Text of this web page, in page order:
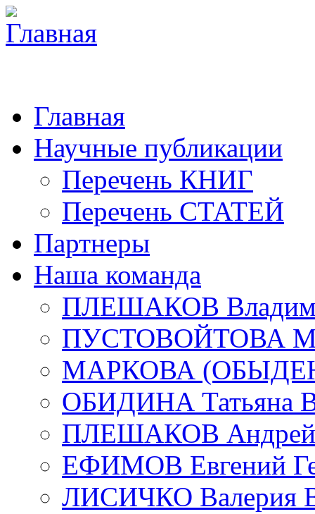
Главная
Научные публикации
Перечень КНИГ
Перечень СТАТЕЙ
Партнеры
Наша команда
ПЛЕШАКОВ
ПУСТОВОЙТОВА
МАРКОВА
ОБИДИНА Татьяна
ПЛЕШАКОВ Андрей
ЕФИМОВ Евгений
ЛИСИЧКО Валерия